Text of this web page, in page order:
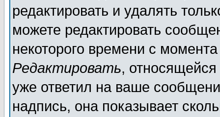
редактировать и удалять
можете редактировать
некоторого времени с
Редактировать,
уже ответил на ваше
надпись, она показывает